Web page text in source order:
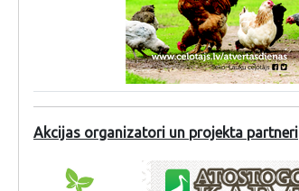
Akcijas organizatori un projekta partneri